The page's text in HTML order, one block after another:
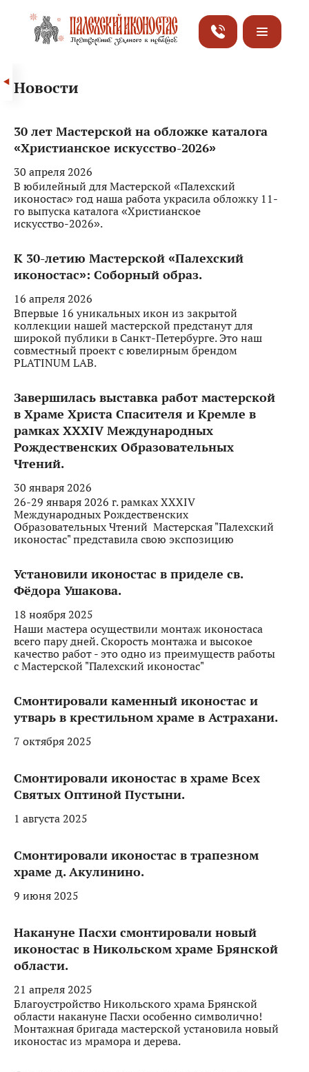
Новости
30 лет Мастерской на обложке каталога
«Христианское искусство-2026»
30 апреля 2026
В юбилейный для Мастерской «Палехский
иконостас» год наша работа украсила обложку 11-
го выпуска каталога «Христианское
искусство-2026».
К 30-летию Мастерской «Палехский
иконостас»: Соборный образ.
16 апреля 2026
Впервые 16 уникальных икон из закрытой
коллекции нашей мастерской предстанут для
широкой публики в Санкт-Петербурге. Это наш
совместный проект с ювелирным брендом
PLATINUM LAB.
Завершилась выставка работ мастерской
в Храме Христа Спасителя и Кремле в
рамках XXXIV Международных
Рождественских Образовательных
Чтений.
30 января 2026
26-29 января 2026 г. рамках XXXIV
Международных Рождественских
Образовательных Чтений Мастерская "Палехский
иконостас" представила свою экспозицию
Установили иконостас в приделе св.
Фёдора Ушакова.
18 ноября 2025
Наши мастера осуществили монтаж иконостаса
всего пару дней. Скорость монтажа и высокое
качество работ - это одно из преимуществ работы
с Мастерской "Палехский иконостас"
Смонтировали каменный иконостас и
утварь в крестильном храме в Астрахани.
7 октября 2025
Смонтировали иконостас в храме Всех
Святых Оптиной Пустыни.
1 августа 2025
Смонтировали иконостас в трапезном
храме д. Акулинино.
9 июня 2025
Накануне Пасхи смонтировали новый
иконостас в Никольском храме Брянской
области.
21 апреля 2025
Благоустройство Никольского храма Брянской
области накануне Пасхи особенно символично!
Монтажная бригада мастерской установила новый
иконостас из мрамора и дерева.